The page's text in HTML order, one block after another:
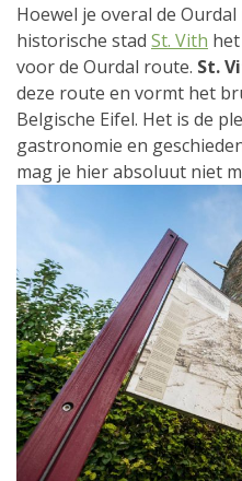
Hoewel je overal de
historische stad St. Vith
voor de Ourdal route. St.
deze route en vormt het
Belgische Eifel. Het is de
gastronomie en
mag je hier absoluut niet